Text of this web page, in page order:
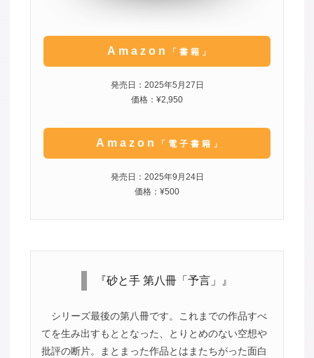
Amazon 「書籍」
発売日：2025年5月27日
価格：¥2,950
Amazon 「電子書籍」
発売日：2025年9月24日
価格：¥500
『砂と手 第八冊「予言」』
シリーズ最後の第八冊です。これまでの作品すべ
てを生み出すもととなった、とりとめのない空想や
批評の断片。まとまった作品とはまたちがった面白